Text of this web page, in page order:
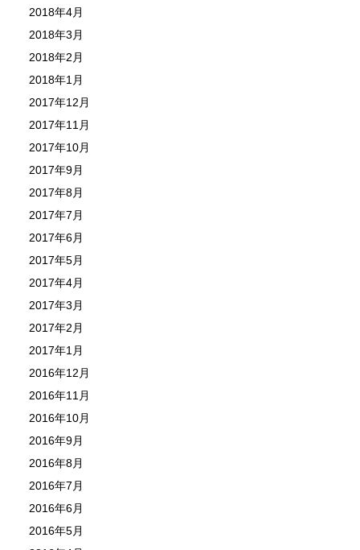
2018年4月
2018年3月
2018年2月
2018年1月
2017年12月
2017年11月
2017年10月
2017年9月
2017年8月
2017年7月
2017年6月
2017年5月
2017年4月
2017年3月
2017年2月
2017年1月
2016年12月
2016年11月
2016年10月
2016年9月
2016年8月
2016年7月
2016年6月
2016年5月